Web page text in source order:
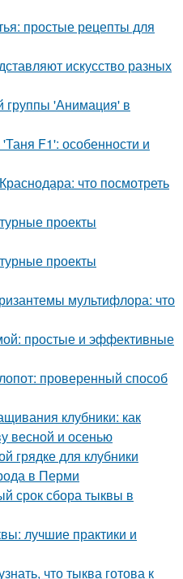
простые рецепты для
искусство разных
группы 'Анимация' в
F1': особенности и
что посмотреть
проекты
проекты
мультифлора: что
простые и эффективные
проверенный способ
клубники: как
весной и осенью
грядке для клубники
в Перми
срок сбора тыквы в
лучшие практики и
что тыква готова к